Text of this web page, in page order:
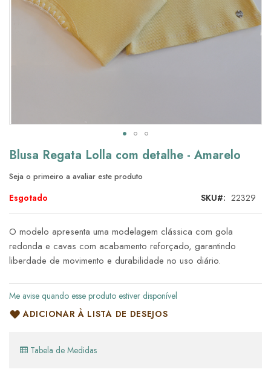
Blusa Regata Lolla com detalhe - Amarelo
Seja o primeiro a avaliar este produto
Esgotado SKU 22329
O modelo apresenta uma modelagem clássica com gola
redonda e cavas com acabamento reforçado, garantindo
liberdade de movimento e durabilidade no uso diário.
Me avise quando esse produto estiver disponível
ADICIONAR À LISTA DE DESEJOS
Tabela de Medidas
Saltar
para
o
início
da
imagens